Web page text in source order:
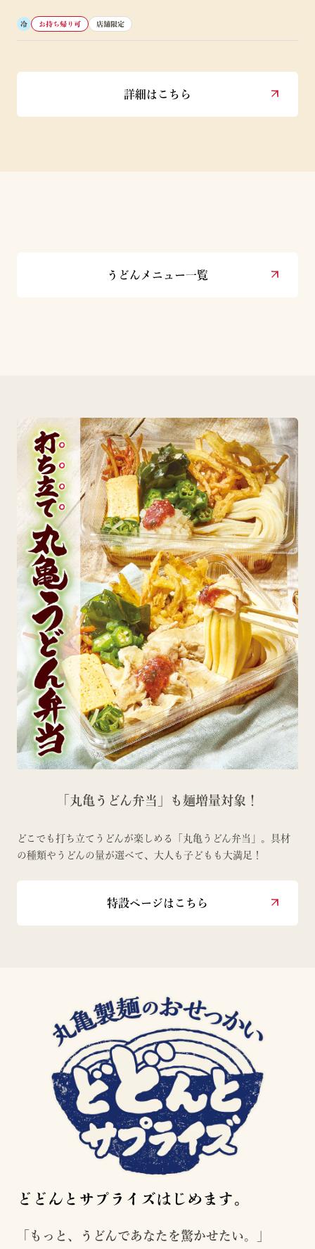
冷 お持ち帰り可 店舗限定
詳細はこちら
うどんメニュー一覧
「丸亀うどん弁当」も麺増量対象！
どこでも打ち立てうどんが楽しめる「丸亀うどん弁当」。具材
の種類やうどんの量が選べて、大人も子どもも大満足！
特設ページはこちら
どどんとサプライズはじめます。
「もっと、うどんであなたを驚かせたい。」